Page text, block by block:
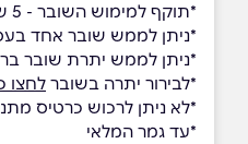
*תוקף למימוש השובר - 5 שנים
*ניתן לממש שובר אחד
*ניתן לממש יתרת שובר
*לבירור יתרה בשובר לחצו
*לא ניתן לרכוש כרטיס
*עד גמר המלאי